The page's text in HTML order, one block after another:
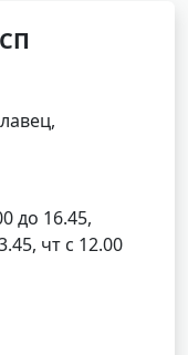
до 16.45,
чт с 12.00